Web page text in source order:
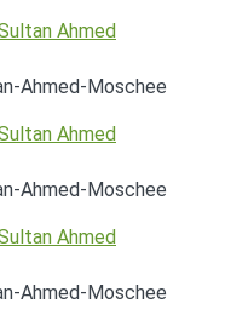
Ahmed-Moschee
Ahmed-Moschee
Ahmed-Moschee